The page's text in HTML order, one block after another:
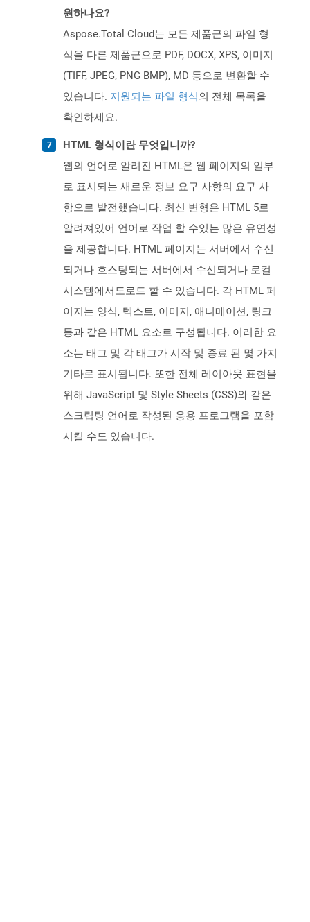
원하나요?
Aspose.Total Cloud는 모든 제품군의 파일 형
식을 다른 제품군으로 PDF, DOCX, XPS, 이미지
(TIFF, JPEG, PNG BMP), MD 등으로 변환할 수
있습니다. 지원되는 파일 형식의 전체 목록을
확인하세요.
HTML 형식이란 무엇입니까?
웹의 언어로 알려진 HTML은 웹 페이지의 일부
로 표시되는 새로운 정보 요구 사항의 요구 사
항으로 발전했습니다. 최신 변형은 HTML 5로
알려져있어 언어로 작업 할 수있는 많은 유연성
을 제공합니다. HTML 페이지는 서버에서 수신
되거나 호스팅되는 서버에서 수신되거나 로컬
시스템에서도로드 할 수 있습니다. 각 HTML 페
이지는 양식, 텍스트, 이미지, 애니메이션, 링크
등과 같은 HTML 요소로 구성됩니다. 이러한 요
소는 태그 및 각 태그가 시작 및 종료 된 몇 가지
기타로 표시됩니다. 또한 전체 레이아웃 표현을
위해 JavaScript 및 Style Sheets (CSS)와 같은
스크립팅 언어로 작성된 응용 프로그램을 포함
시킬 수도 있습니다.